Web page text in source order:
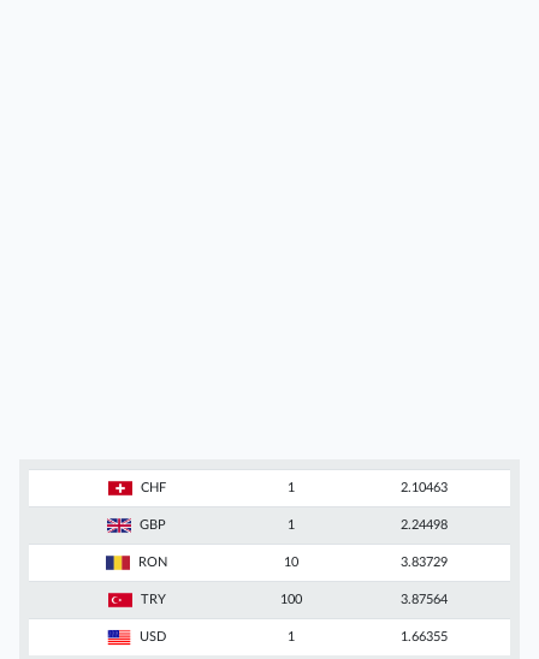
CHF 1 2.10463
GBP 1 2.24498
RON 10 3.83729
TRY 100 3.87564
USD 1 1.66355